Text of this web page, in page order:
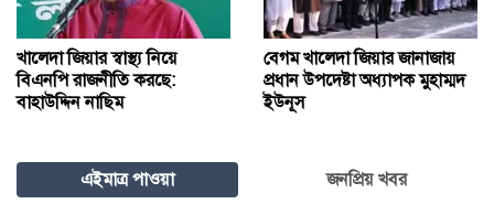
খালেদা জিয়ার স্বাস্থ্য নিয়ে
বিএনপি রাজনীতি করছে:
বাহাউদ্দিন নাছিম
বেগম খালেদা জিয়ার জানাজায়
প্রধান উপদেষ্টা অধ্যাপক মুহাম্মদ
ইউনূস
এইমাত্র পাওয়া
জনপ্রিয় খবর